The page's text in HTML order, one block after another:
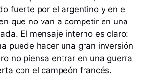
fuerte por el argentino y en el
que no van a competir en una
El mensaje interno es claro:
puede hacer una gran inversión
no piensa entrar en una guerra
con el campeón francés.